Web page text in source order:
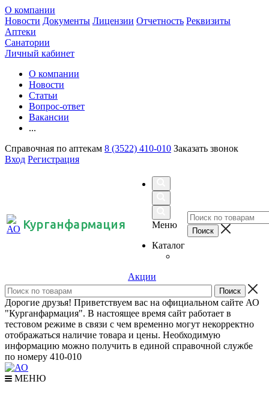
О компании
Новости Документы Лицензии Отчетность Реквизиты
Аптеки
Санатории
Личный кабинет
О компании
Новости
Статьи
Вопрос-ответ
Вакансии
...
Справочная по аптекам 8 (3522) 410-010 Заказать звонок
Вход Регистрация
Курганфармация
Меню
Каталог
Акции
Дорогие друзья! Приветствуем вас на официальном сайте АО
"Курганфармация". В настоящее время сайт работает в
тестовом режиме в связи с чем временно могут некорректно
отображаться наличие товара и цены. Необходимую
информацию можно получить в единой справочной службе
по номеру 410-010
МЕНЮ